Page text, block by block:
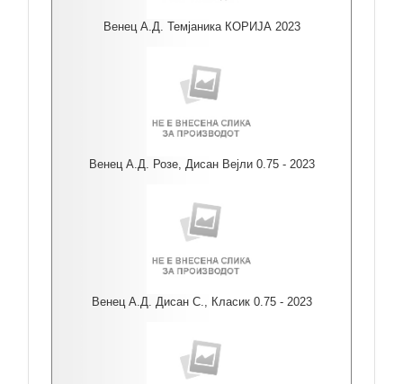
Венец А.Д. Темјаника КОРИЈА 2023
Венец А.Д. Розе, Дисан Вејли 0.75 - 2023
Венец А.Д. Дисан С., Класик 0.75 - 2023